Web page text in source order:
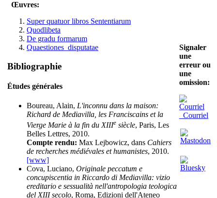
Œuvres:
Super quatuor libros Sententiarum
Quodlibeta
De gradu formarum
Quaestiones_disputatae
Bibliographie
Études générales
Boureau, Alain, L'inconnu dans la maison:
Richard de Mediavilla, les Franciscains et la
Vierge Marie à la fin du XIIIe siècle, Paris, Les
Belles Lettres, 2010.
Compte rendu: Max Lejbowicz, dans Cahiers
de recherches médiévales et humanistes, 2010.
[www]
Cova, Luciano, Originale peccatum e
concupiscentia in Riccardo di Mediavilla: vizio
ereditario e sessualità nell'antropologia teologica
del XIII secolo, Roma, Edizioni dell'Ateneo
Signaler
une
erreur ou
une
omission:
Courriel